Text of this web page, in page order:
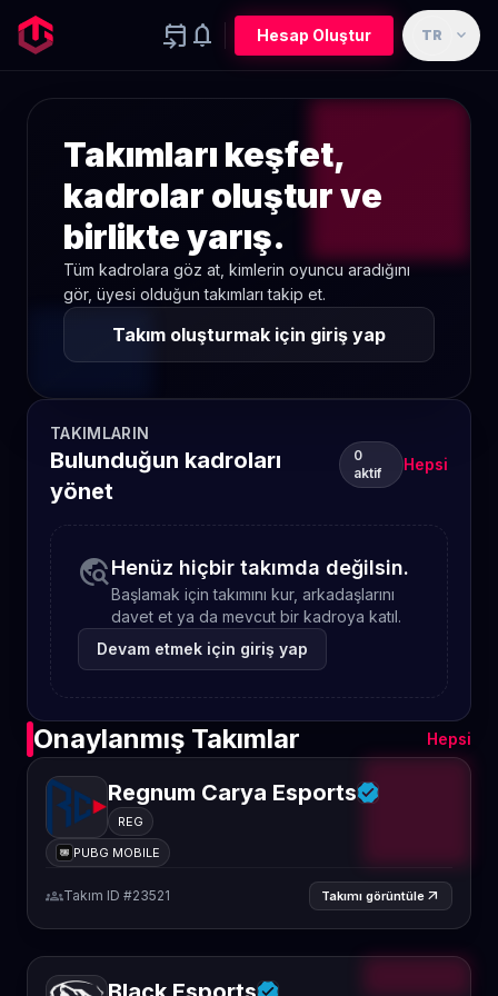
event_upcoming notifications Hesap Oluştur TR expand_more
Takımları keşfet,
kadrolar oluştur ve
birlikte yarış.
Tüm kadrolara göz at, kimlerin oyuncu aradığını
gör, üyesi olduğun takımları takip et.
Takım oluşturmak için giriş yap
TAKIMLARIN
Bulunduğun kadroları
yönet
0
aktif
Hepsi
travel_exploreHenüz hiçbir takımda değilsin.
Başlamak için takımını kur, arkadaşlarını
davet et ya da mevcut bir kadroya katıl.
Devam etmek için giriş yap
Onaylanmış Takımlar Hepsi
Regnum Carya Esports
REG
PUBG MOBILE
groupsTakım ID #23521 Takımı görüntüle arrow_outward